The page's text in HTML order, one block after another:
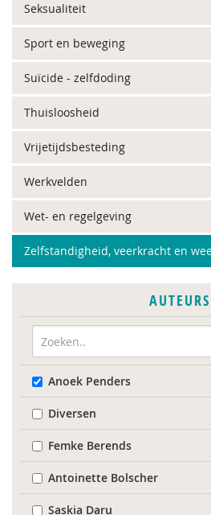
Seksualiteit
Sport en beweging
Suïcide - zelfdoding
Thuisloosheid
Vrijetijdsbesteding
Werkvelden
Wet- en regelgeving
Zelfstandigheid, veerkracht en
AUTEURS
Anoek Penders
Diversen
Femke Berends
Antoinette Bolscher
Saskia Daru